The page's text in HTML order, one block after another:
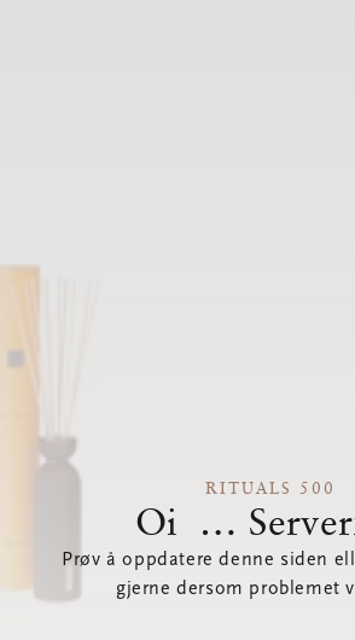
RITUALS 500
Oi …
Prøv å oppdatere denne siden
gjerne dersom problemet